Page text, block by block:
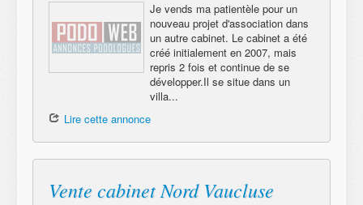
Je vends ma patientèle pour un
nouveau projet d'association dans
un autre cabinet. Le cabinet a été
créé initialement en 2007, mais
repris 2 fois et continue de se
développer.Il se situe dans un
villa...
Lire cette annonce
Vente cabinet Nord Vaucluse